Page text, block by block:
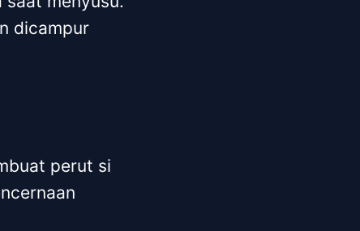
dicampur
perut si